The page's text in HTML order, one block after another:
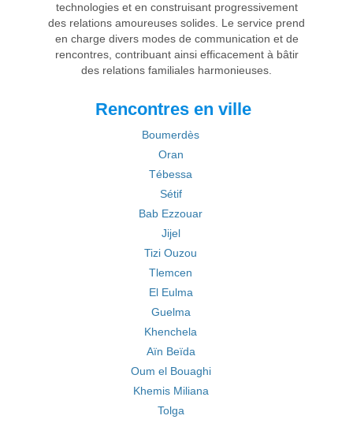
technologies et en construisant progressivement
des relations amoureuses solides. Le service prend
en charge divers modes de communication et de
rencontres, contribuant ainsi efficacement à bâtir
des relations familiales harmonieuses.
Rencontres en ville
Boumerdès
Oran
Tébessa
Sétif
Bab Ezzouar
Jijel
Tizi Ouzou
Tlemcen
El Eulma
Guelma
Khenchela
Aïn Beïda
Oum el Bouaghi
Khemis Miliana
Tolga